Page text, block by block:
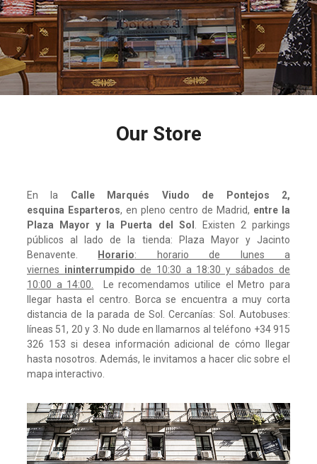
Our Store
En la Calle Marqués Viudo de Pontejos 2,
esquina Esparteros, en pleno centro de Madrid, entre la
Plaza Mayor y la Puerta del Sol
. Existen 2 parkings
públicos al lado de la tienda: Plaza Mayor y Jacinto
Benavente.
Horario:
horario de lunes a
viernes ininterrumpido de 10:30 a 18:30 y sábados de
10:00 a 14:00.
Le recomendamos utilice el Metro para
llegar hasta el centro. Borca se encuentra a muy corta
distancia de la parada de Sol. Cercanías: Sol. Autobuses:
líneas 51, 20 y 3. No dude en llamarnos al teléfono +34 915
326 153 si desea información adicional de cómo llegar
hasta nosotros. Además, le invitamos a hacer clic sobre el
mapa interactivo.